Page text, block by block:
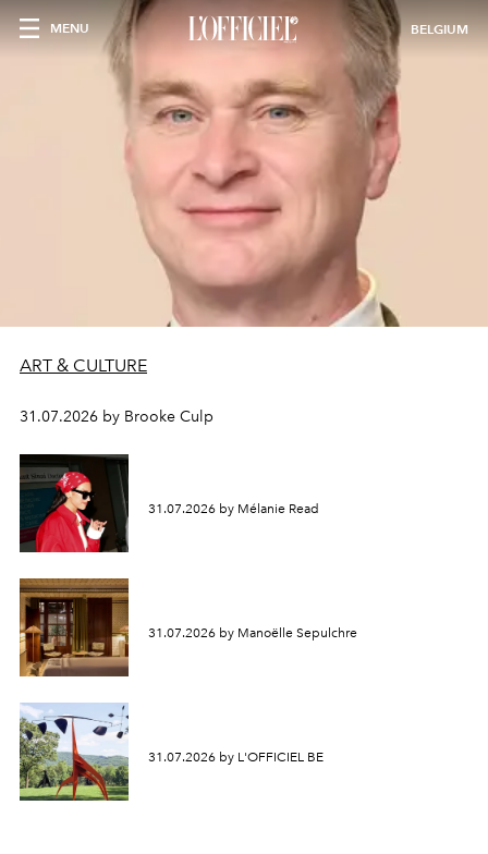
MENU BELGIUM
ART & CULTURE
31.07.2026 by Brooke Culp
31.07.2026 by Mélanie Read
31.07.2026 by Manoëlle Sepulchre
31.07.2026 by L'OFFICIEL BE